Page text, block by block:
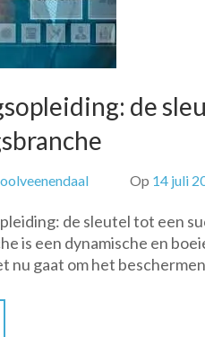
de
Op 14 juli
de sleutel tot een
is een dynamische en
nu gaat om het